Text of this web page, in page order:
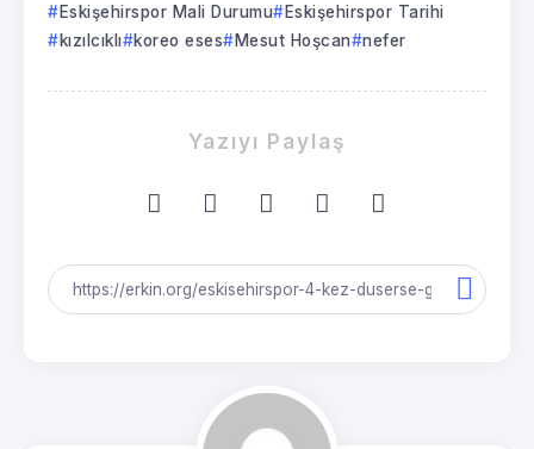
Eskişehirspor Mali Durumu
Eskişehirspor Tarihi
kızılcıklı
koreo eses Mesut Hoşcan nefer
Yazıyı Paylaş